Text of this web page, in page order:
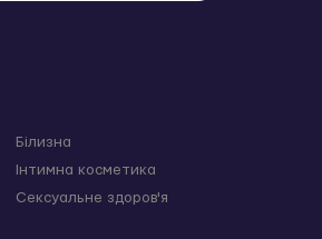
Білизна
Інтимна косметика
Сексуальне здоров'я